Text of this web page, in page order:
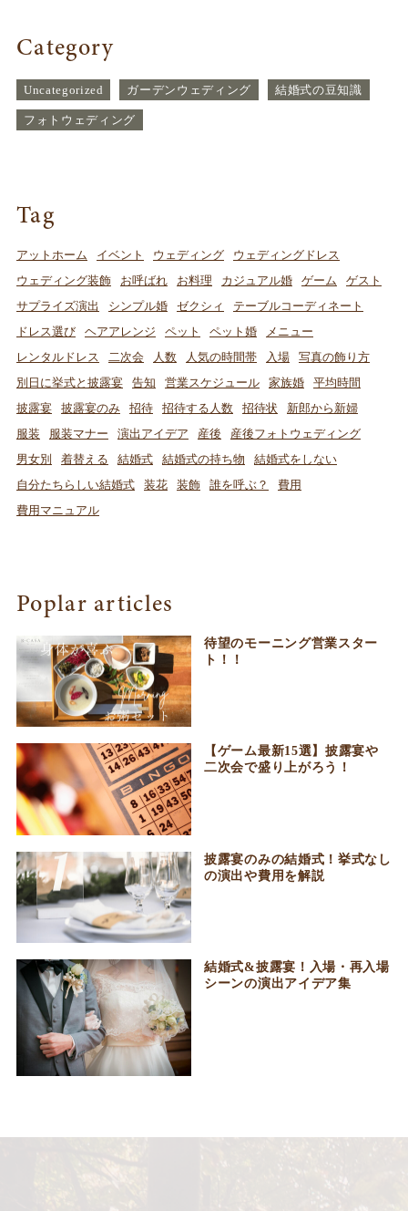
Category
Uncategorized ガーデンウェディング 結婚式の豆知識
フォトウェディング
Tag
アットホーム イベント ウェディング
ウェディングドレス
ウェディング装飾
お呼ばれ お料理 カジュアル婚 ゲーム
ゲスト
サプライズ演出
シンプル婚 ゼクシィ
テーブルコーディネート
ドレス選び
ヘアアレンジ ペット ペット婚
メニュー
レンタルドレス
二次会 人数 人気の時間帯 入場
写真の飾り方
別日に挙式と披露宴
告知 営業スケジュール 家族婚
平均時間
披露宴
披露宴のみ 招待 招待する人数 招待状
新郎から新婦
服装
服装マナー 演出アイデア 産後
産後フォトウェディング
男女別
着替える 結婚式 結婚式の持ち物
結婚式をしない
自分たちらしい結婚式
装花 装飾 誰を呼ぶ？
費用
費用マニュアル
Poplar articles
待望のモーニング営業スター
ト！！
【ゲーム最新15選】披露宴や
二次会で盛り上がろう！
披露宴のみの結婚式！挙式なし
の演出や費用を解説
結婚式&披露宴！入場・再入場
シーンの演出アイデア集